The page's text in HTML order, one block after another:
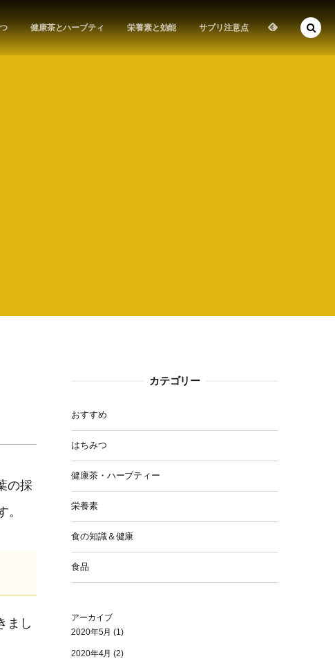
健康茶とハーブティ 栄養素と効能 サプリ注意点
の採
まし
カテゴリー
おすすめ
はちみつ
健康茶・ハーブティー
栄養素
食の知識＆健康
食品
アーカイブ
2020年5月 (1)
2020年4月 (2)